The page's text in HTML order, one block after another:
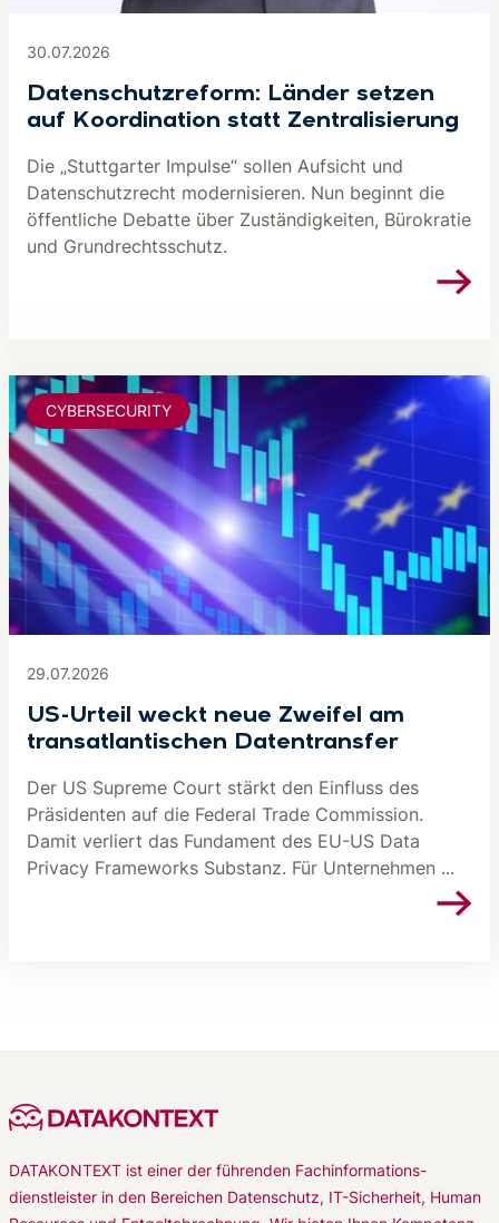
30.07.2026
Datenschutzreform: Länder setzen
auf Koordination statt Zentralisierung
Die „Stuttgarter Impulse“ sollen Aufsicht und
Datenschutzrecht modernisieren. Nun beginnt die
öffentliche Debatte über Zuständigkeiten, Bürokratie
und Grundrechtsschutz.
29.07.2026
US-Urteil weckt neue Zweifel am
transatlantischen Datentransfer
Der US Supreme Court stärkt den Einfluss des
Präsidenten auf die Federal Trade Commission.
Damit verliert das Fundament des EU-US Data
Privacy Frameworks Substanz. Für Unternehmen ...
CYBERSECURITY
DATAKONTEXT ist einer der führenden Fachinformations-
dienstleister in den Bereichen Datenschutz, IT-Sicherheit, Human